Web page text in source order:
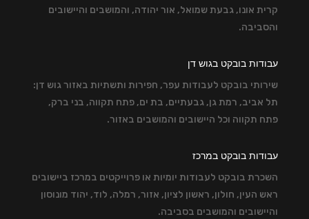
קרית אונו, גבעת שמואל, אור יהודה, והמושבים והיישובים
והסביבה.
עבודות בובקט בגוש דן
שירותי בובקט לעבודות עפר, חפירות ותשתיות באזור גוש דן:
תל אביב, רמת גן, גבעתיים, בת ים, פתח תקווה, בני ברק,
פתח תקווה וכל היישובים והמושבים באזור.
עבודות בובקט במרכז
השכרת בובקט לעבודות יומיות או פרוייקטים במרכז ביישובים
ראש העין, חולון, ראשון לציון, אזור, רמלה, לוד, יהוד מונוסון
והיישובים והמושבים בסביבה.